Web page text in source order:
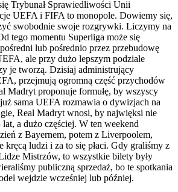
Trybunał Sprawiedliwości Unii
UEFA i FIFA to monopole. Dowiemy się,
swobodnie swoje rozgrywki. Liczymy na
tego momentu Superliga może się
lub pośrednio przez przebudowę
ale przy dużo lepszym podziale
je tworzą. Dzisiaj administrujący
przejmują ogromną część przychodów
Madryt proponuje formułę, by wszyscy
sama UEFA rozmawia o dywizjach na
Real Madryt wnosi, by najwięksi nie
lat, a dużo częściej. W ten weekend
z Bayernem, potem z Liverpoolem,
kręcą ludzi i za to się płaci. Gdy graliśmy z
Mistrzów, to wszystkie bilety były
publiczną sprzedaż, bo te spotkania
wejdzie wcześniej lub później.